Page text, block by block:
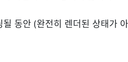
동안 (완전히 렌더된 상태가